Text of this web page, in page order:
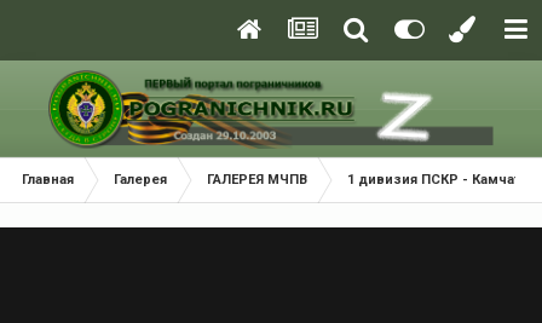
Главная Галерея ГАЛЕРЕЯ МЧПВ 1 дивизия ПСКР - Камчатка